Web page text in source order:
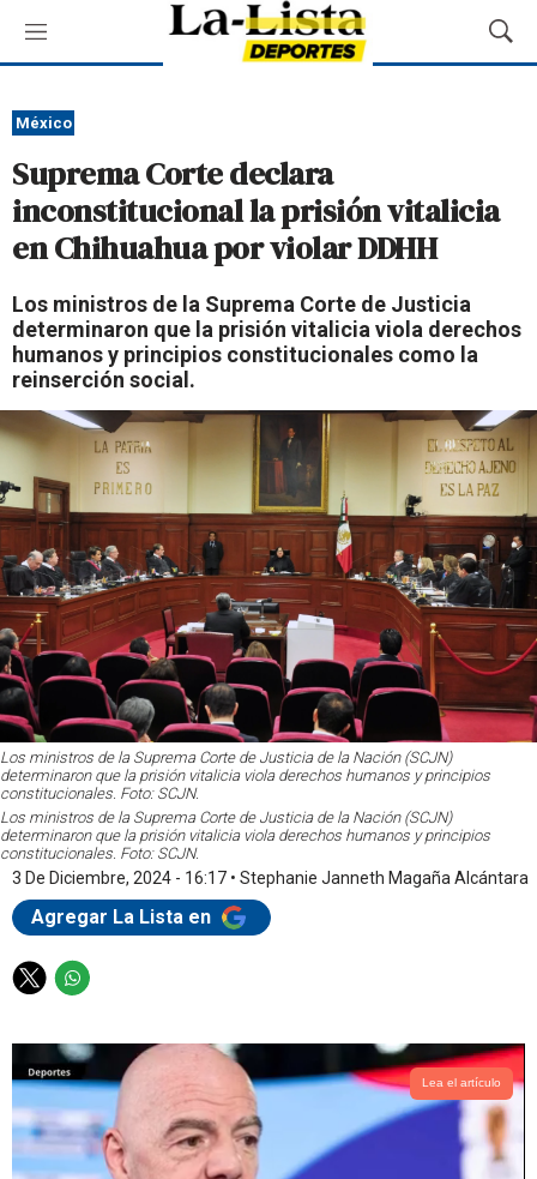
M
e
ú
M
o
B
u
e
México
Suprema Corte declara
inconstitucional la prisión vitalicia
en Chihuahua por violar DDHH
Los ministros de la Suprema Corte de Justicia
determinaron que la prisión vitalicia viola derechos
humanos y principios constitucionales como la
reinserción social.
Los ministros de la Suprema Corte de Justicia de la Nación (SCJN)
determinaron que la prisión vitalicia viola derechos humanos y principios
constitucionales. Foto: SCJN.
Los ministros de la Suprema Corte de Justicia de la Nación (SCJN)
determinaron que la prisión vitalicia viola derechos humanos y principios
constitucionales. Foto: SCJN.
3 De Diciembre, 2024 - 16:17 • Stephanie Janneth Magaña Alcántara
Agregar La Lista en
T
i
t
t
e
r
W
a
t
s
a
p
p
Lea el artículo